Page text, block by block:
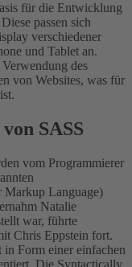
für die Entwicklung
passen sich
verschiedener
und Tablet an.
des
von Websites, was für
SASS
vom Programmierer
Markup Language)
Natalie
war, führte
Chris Eppstein fort.
Form einer einfachen
Die Syntactically